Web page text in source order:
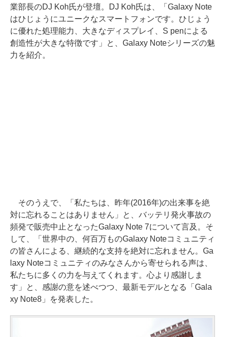
業部長のDJ Koh氏が登壇。DJ Koh氏は、「Galaxy Note
はひじょうにユニークなスマートフォンです。ひじょう
に優れた処理能力、大きなディスプレイ、S penによる
創造性が大きな特徴です」と、Galaxy Noteシリーズの魅
力を紹介。
そのうえで、「私たちは、昨年(2016年)の出来事を絶
対に忘れることはありません」と、バッテリ発火事故の
頻発で販売中止となったGalaxy Note 7について言及。そ
して、「世界中の、何百万ものGalaxy Noteコミュニティ
の皆さんによる、継続的な支持を絶対に忘れません。Ga
laxy Noteコミュニティのみなさんから寄せられる声は、
私たちに多くの力を与えてくれます。心より感謝しま
す」と、感謝の意を述べつつ、最新モデルとなる「Gala
xy Note8」を発表した。